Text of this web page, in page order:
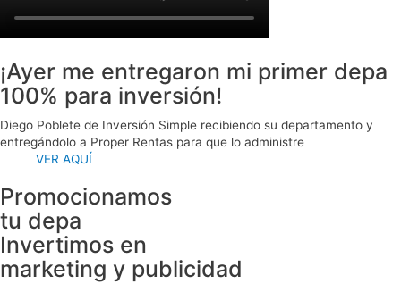
¡Ayer me entregaron mi primer depa
100% para inversión!
Diego Poblete de Inversión Simple recibiendo su departamento y
entregándolo a Proper Rentas para que lo administre​
VER AQUÍ
Promocionamos
tu depa
Invertimos en
marketing y publicidad